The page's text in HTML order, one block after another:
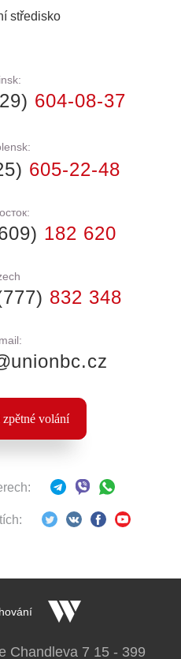
středisko
604-08-37
605-22-48
182 620
832 348
zpětné volání
Chandleva 7 15 - 399